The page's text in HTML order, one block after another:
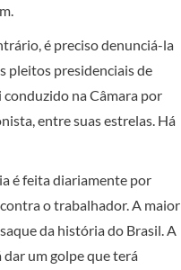
é preciso denunciá-la
pleitos presidenciais de
na Câmara por
entre suas estrelas. Há
é feita diariamente por
o trabalhador. A maior
da história do Brasil. A
dar um golpe que terá